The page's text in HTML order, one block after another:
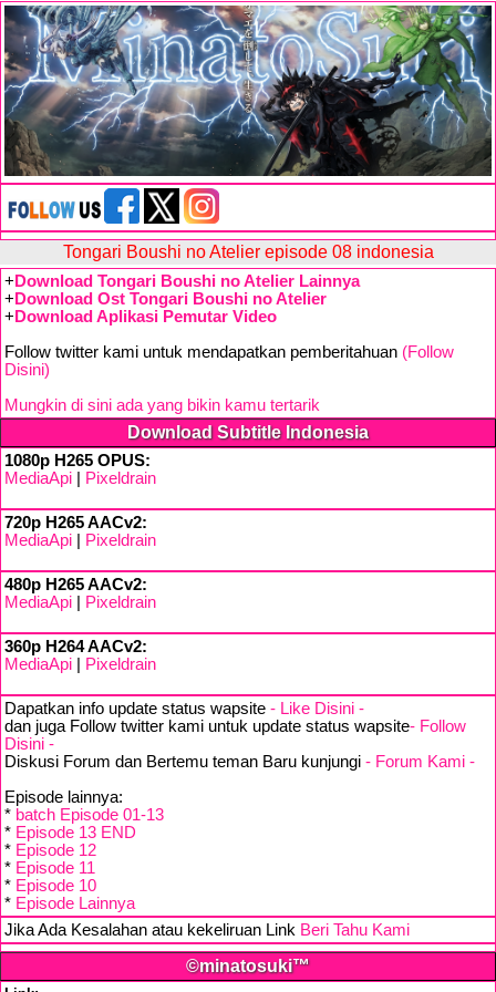
Tongari Boushi no Atelier episode 08 indonesia
+ Download Tongari Boushi no Atelier Lainnya
+ Download Ost Tongari Boushi no Atelier
+ Download Aplikasi Pemutar Video
Follow twitter kami untuk mendapatkan pemberitahuan (Follow
Disini)
Mungkin di sini ada yang bikin kamu tertarik
Download Subtitle Indonesia
1080p H265 OPUS:
MediaApi
Pixeldrain
720p H265 AACv2:
MediaApi
Pixeldrain
480p H265 AACv2:
MediaApi
Pixeldrain
360p H264 AACv2:
MediaApi
Pixeldrain
Dapatkan info update status wapsite - Like Disini -
dan juga Follow twitter kami untuk update status wapsite- Follow
Disini -
Diskusi Forum dan Bertemu teman Baru kunjungi - Forum Kami -
Episode lainnya:
* batch Episode 01-13
* Episode 13 END
* Episode 12
* Episode 11
* Episode 10
* Episode Lainnya
Jika Ada Kesalahan atau kekeliruan Link Beri Tahu Kami
©minatosuki™